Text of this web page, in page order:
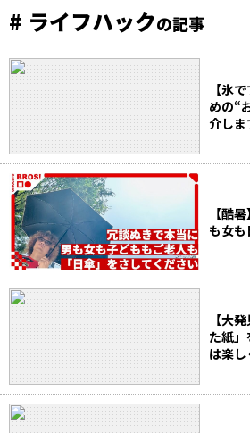
# ライフハックの記事
【氷
めの“
介しま
【酷
も女
【大
た紙
は楽し